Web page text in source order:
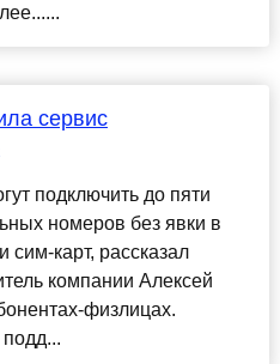
сервис
подключить до пяти
номеров без явки в
сим-карт, рассказал
компании Алексей
физлицах.